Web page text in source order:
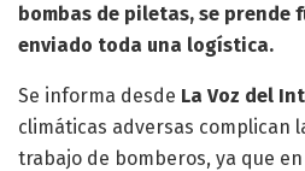
bombas de piletas, se prende
enviado toda una logística.
Se informa desde La Voz del
climáticas adversas complican
trabajo de bomberos, ya que